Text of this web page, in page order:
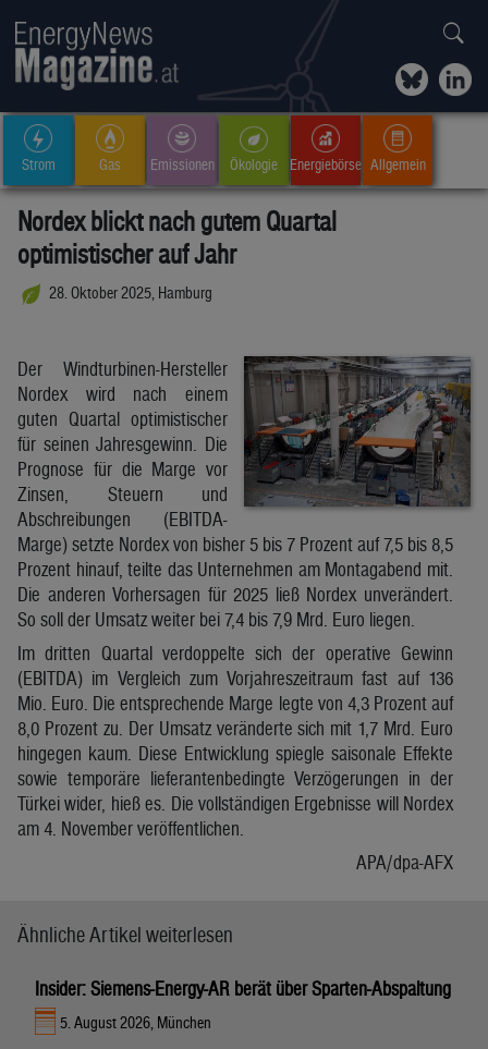
Strom Gas Emissionen Ökologie Energiebörse Allgemein
Nordex blickt nach gutem Quartal
optimistischer auf Jahr
28. Oktober 2025, Hamburg
Der Windturbinen-Hersteller
Nordex wird nach einem
guten Quartal optimistischer
für seinen Jahresgewinn. Die
Prognose für die Marge vor
Zinsen, Steuern und
Abschreibungen (EBITDA-
Marge) setzte Nordex von bisher 5 bis 7 Prozent auf 7,5 bis 8,5
Prozent hinauf, teilte das Unternehmen am Montagabend mit.
Die anderen Vorhersagen für 2025 ließ Nordex unverändert.
So soll der Umsatz weiter bei 7,4 bis 7,9 Mrd. Euro liegen.
Im dritten Quartal verdoppelte sich der operative Gewinn
(EBITDA) im Vergleich zum Vorjahreszeitraum fast auf 136
Mio. Euro. Die entsprechende Marge legte von 4,3 Prozent auf
8,0 Prozent zu. Der Umsatz veränderte sich mit 1,7 Mrd. Euro
hingegen kaum. Diese Entwicklung spiegle saisonale Effekte
sowie temporäre lieferantenbedingte Verzögerungen in der
Türkei wider, hieß es. Die vollständigen Ergebnisse will Nordex
am 4. November veröffentlichen.
APA/dpa-AFX
Ähnliche Artikel weiterlesen
Insider: Siemens-Energy-AR berät über Sparten-Abspaltung
5. August 2026, München